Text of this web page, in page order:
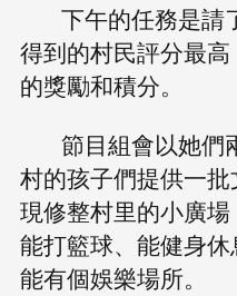
下午的任務是請
得到的村民評分最
的獎勵和積分。
節目組會以她們
村的孩子們提供一
現修整村里的小廣
能打籃球、能健身
能有個娛樂場所。